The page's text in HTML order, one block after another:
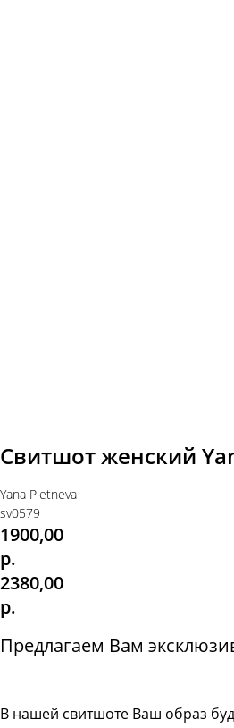
Свитшот женский
Yana Pletneva
sv0579
1900,00
р.
2380,00
р.
Предлагаем Вам
В нашей свитшоте Ваш образ